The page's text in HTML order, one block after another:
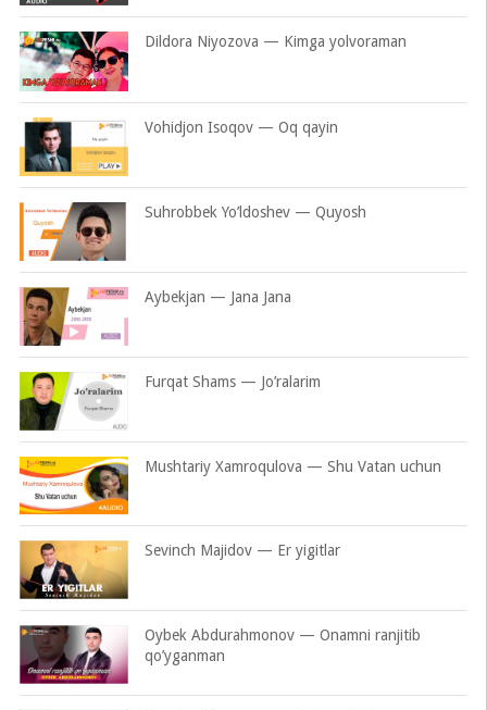
Dildora Niyozova — Kimga yolvoraman
Vohidjon Isoqov — Oq qayin
Suhrobbek Yo’ldoshev — Quyosh
Aybekjan — Jana Jana
Furqat Shams — Jo’ralarim
Mushtariy Xamroqulova — Shu Vatan uchun
Sevinch Majidov — Er yigitlar
Oybek Abdurahmonov — Onamni ranjitib
qo’yganman